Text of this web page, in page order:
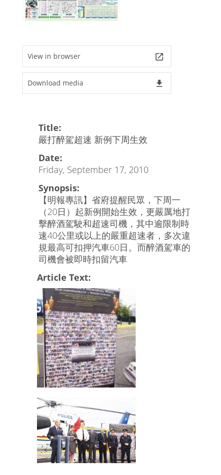
View in browser launch
Download media file_download
Title:
嚴打醉駕超速 新例下周生效
Date:
Friday, September 17, 2010
Synopsis:
【明報專訊】省府提醒民眾，下周一
（20日）起新例開始生效，更嚴厲地打
擊醉酒駕駛和超速司機，其中逾限制時
速40公里或以上的嚴重超速者，多次違
規最高可扣押汽車60日。而醉酒駕車的
司機會被即時扣留汽車
Article Text: